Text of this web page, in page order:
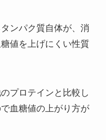
ンパク質自体が、消
値を上げにくい性質
プロテインと比較し
血糖値の上がり方が